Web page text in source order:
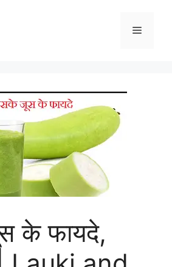
Menu
के फायदे,